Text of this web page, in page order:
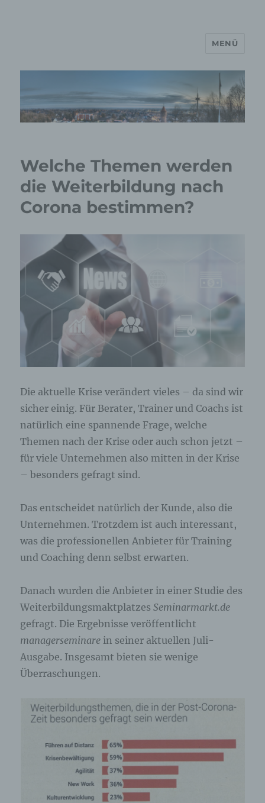
MP Mario Porten Beratung
Training Coaching
MENÜ
Welche Themen werden
die Weiterbildung nach
Corona bestimmen?
Die aktuelle Krise verändert vieles – da sind wir
sicher einig. Für Berater, Trainer und Coachs ist
natürlich eine spannende Frage, welche
Themen nach der Krise oder auch schon jetzt –
für viele Unternehmen also mitten in der Krise
– besonders gefragt sind.
Das entscheidet natürlich der Kunde, also die
Unternehmen. Trotzdem ist auch interessant,
was die professionellen Anbieter für Training
und Coaching denn selbst erwarten.
Danach wurden die Anbieter in einer Studie des
WeiterbildungsmaktplatzesSeminarmarkt.de
gefragt. Die Ergebnisse veröffentlicht
managerseminare in seiner aktuellen Juli-
Ausgabe. Insgesamt bieten sie wenige
Überraschungen.